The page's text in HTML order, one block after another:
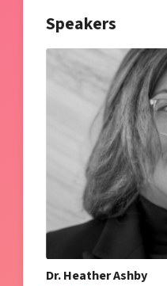
Speakers
Dr. Heather Ashby